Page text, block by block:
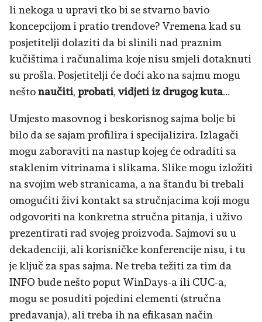
li nekoga u upravi tko bi se stvarno bavio
koncepcijom i pratio trendove? Vremena kad su
posjetitelji dolaziti da bi slinili nad praznim
kučištima i računalima koje nisu smjeli dotaknuti
su prošla. Posjetitelji će doći ako na sajmu mogu
neštonaučiti, probati, vidjeti iz drugog kuta...
Umjesto masovnog i beskorisnog sajma bolje bi
bilo da se sajam profilira i specijalizira. Izlagači
mogu zaboraviti na nastup kojeg će odraditi sa
staklenim vitrinama i slikama. Slike mogu izložiti
na svojim web stranicama, a na štandu bi trebali
omogućiti živi kontakt sa stručnjacima koji mogu
odgovoriti na konkretna stručna pitanja, i uživo
prezentirati rad svojeg proizvoda. Sajmovi su u
dekadenciji, ali korisničke konferencije nisu, i tu
je ključ za spas sajma. Ne treba težiti za tim da
INFO bude nešto poput WinDays-a ili CUC-a,
mogu se posuditi pojedini elementi (stručna
predavanja), ali treba ih na efikasan način